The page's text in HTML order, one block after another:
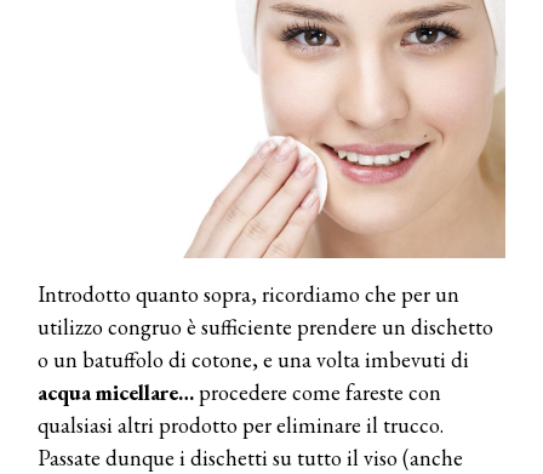
Introdotto quanto sopra, ricordiamo che per un
utilizzo congruo è sufficiente prendere un dischetto
o un batuffolo di cotone, e una volta imbevuti di
acqua micellare…procedere come fareste con
qualsiasi altri prodotto per eliminare il trucco.
Passate dunque i dischetti su tutto il viso (anche